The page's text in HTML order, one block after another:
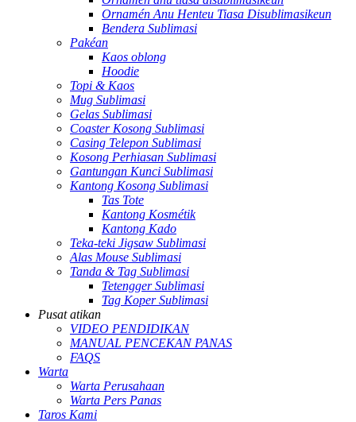
Ornamén Anu Henteu Tiasa Disublimasikeun
Bendera Sublimasi
Pakéan
Kaos oblong
Hoodie
Topi & Kaos
Mug Sublimasi
Gelas Sublimasi
Coaster Kosong Sublimasi
Casing Telepon Sublimasi
Kosong Perhiasan Sublimasi
Gantungan Kunci Sublimasi
Kantong Kosong Sublimasi
Tas Tote
Kantong Kosmétik
Kantong Kado
Teka-teki Jigsaw Sublimasi
Alas Mouse Sublimasi
Tanda & Tag Sublimasi
Tetengger Sublimasi
Tag Koper Sublimasi
Pusat atikan
VIDEO PENDIDIKAN
MANUAL PENCEKAN PANAS
FAQS
Warta
Warta Perusahaan
Warta Pers Panas
Taros Kami